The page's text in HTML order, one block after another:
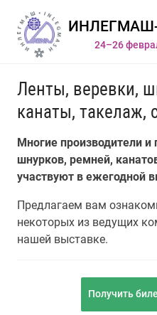
ИНЛЕГМАШ-
24–26
Ленты, веревки,
канаты, такелаж,
Многие производители и
шнурков, ремней,
участвуют в
Предлагаем вам
некоторых из ведущих
нашей выставке.
Получить